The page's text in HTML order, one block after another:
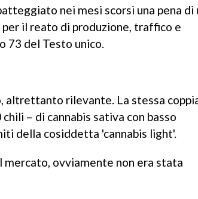
nei mesi scorsi una pena di
il reato di produzione, traffico e
73 del Testo unico.
altrettanto rilevante. La stessa
– di cannabis sativa con basso
della cosiddetta 'cannabis light'.
ovviamente non era stata